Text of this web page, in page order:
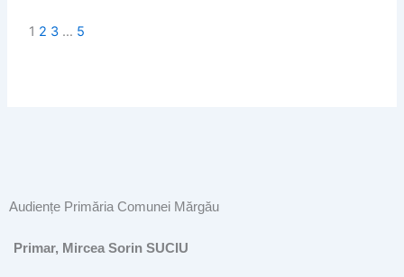
1 2 3 … 5
Audiențe Primăria Comunei Mărgău
Primar, Mircea Sorin SUCIU